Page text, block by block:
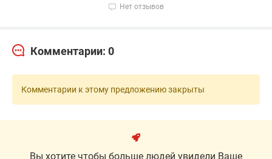
Нет отзывов
Комментарии: 0
Комментарии к этому предложению закрыты
Вы хотите чтобы больше людей увидели Ваше